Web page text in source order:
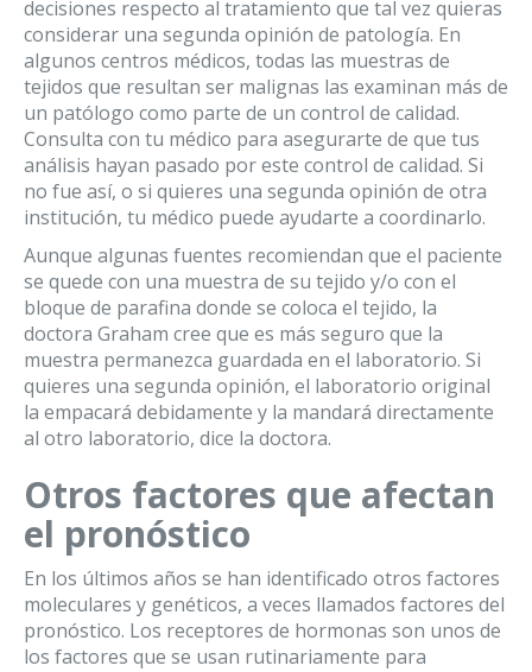
decisiones respecto al tratamiento que tal vez quieras
considerar una segunda opinión de patología. En
algunos centros médicos, todas las muestras de
tejidos que resultan ser malignas las examinan más de
un patólogo como parte de un control de calidad.
Consulta con tu médico para asegurarte de que tus
análisis hayan pasado por este control de calidad. Si
no fue así, o si quieres una segunda opinión de otra
institución, tu médico puede ayudarte a coordinarlo.
Aunque algunas fuentes recomiendan que el paciente
se quede con una muestra de su tejido y/o con el
bloque de parafina donde se coloca el tejido, la
doctora Graham cree que es más seguro que la
muestra permanezca guardada en el laboratorio. Si
quieres una segunda opinión, el laboratorio original
la empacará debidamente y la mandará directamente
al otro laboratorio, dice la doctora.
Otros factores que afectan
el pronóstico
En los últimos años se han identificado otros factores
moleculares y genéticos, a veces llamados factores del
pronóstico. Los receptores de hormonas son unos de
los factores que se usan rutinariamente para